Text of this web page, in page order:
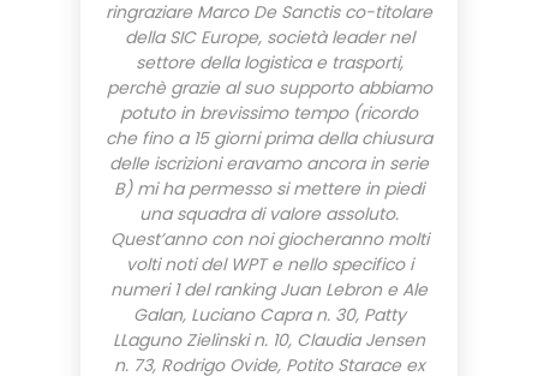
ringraziare Marco De Sanctis co-titolare
della SIC Europe, società leader nel
settore della logistica e trasporti,
perchè grazie al suo supporto abbiamo
potuto in brevissimo tempo (ricordo
che fino a 15 giorni prima della chiusura
delle iscrizioni eravamo ancora in serie
B) mi ha permesso si mettere in piedi
una squadra di valore assoluto.
Quest’anno con noi giocheranno molti
volti noti del WPT e nello specifico i
numeri 1 del ranking Juan Lebron e Ale
Galan, Luciano Capra n. 30, Patty
LLaguno Zielinski n. 10, Claudia Jensen
n. 73, Rodrigo Ovide, Potito Starace ex